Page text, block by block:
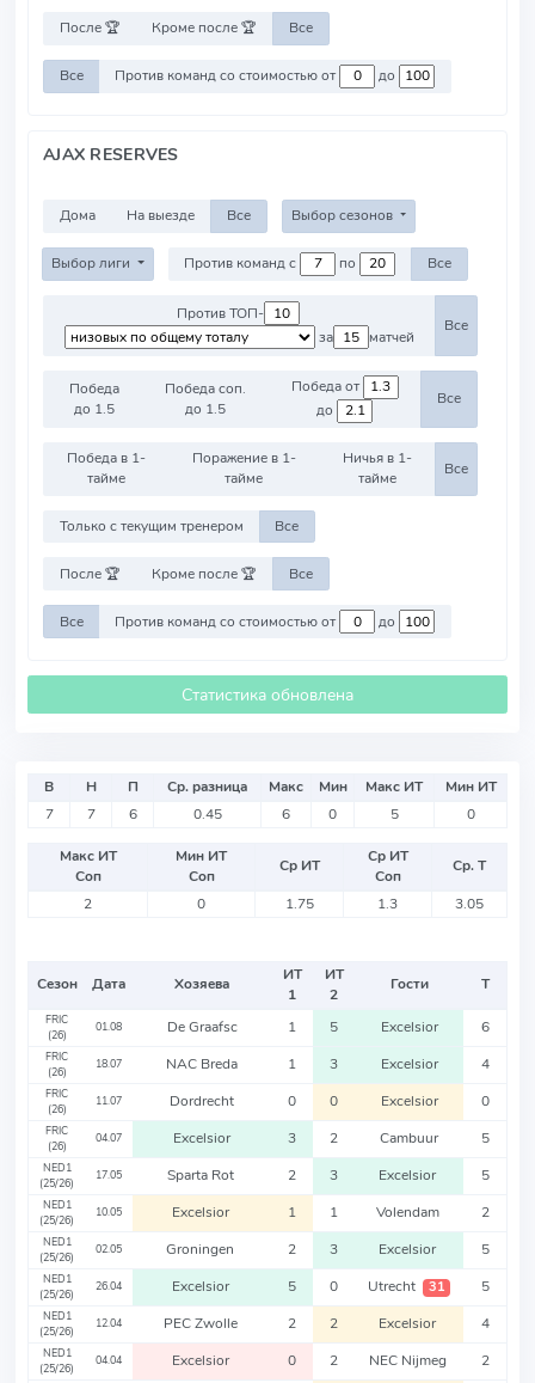
После 🏆 Кроме после 🏆 Все
Все Против команд со стоимостью от до
AJAX RESERVES
Дома На выезде Все Выбор сезонов
Выбор лиги Против команд с по Все
Против ТОП-
за
матчей
Все
Победа
до 1.5
Победа соп.
до 1.5
Победа от
до
Все
Победа в 1-
тайме
Поражение в 1-
тайме
Ничья в 1-
тайме
Все
Только с текущим тренером Все
После 🏆 Кроме после 🏆 Все
Все Против команд со стоимостью от до
Статистика обновлена
В Н П Ср. разница Макс Мин Макс ИТ
Мин ИТ
7
7 6 0.45 6 0 5 0
Макс ИТ
Соп
Мин ИТ
Соп
Ср ИТ
Ср ИТ
Соп
Ср. Т
2
0 1.75 1.3 3.05
Сезон Дата Хозяева
ИТ
1
ИТ
2
Гости Т
FRIC
(26)
01.08 De Graafsc 1 5 Excelsior 6
FRIC
(26)
18.07 NAC Breda 1 3 Excelsior 4
FRIC
(26)
11.07 Dordrecht 0 0 Excelsior 0
FRIC
(26)
04.07 Excelsior 3 2 Cambuur 5
NED1
(25/26)
17.05 Sparta Rot 2 3 Excelsior 5
NED1
(25/26)
10.05 Excelsior 1 1 Volendam 2
NED1
(25/26)
02.05 Groningen 2 3 Excelsior 5
NED1
(25/26)
26.04 Excelsior 5 0 Utrecht 31 5
NED1
(25/26)
12.04 PEC Zwolle 2 2 Excelsior 4
NED1
(25/26)
04.04 Excelsior 0 2 NEC Nijmeg 2